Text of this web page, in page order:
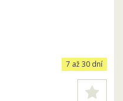
7 až 30 dní